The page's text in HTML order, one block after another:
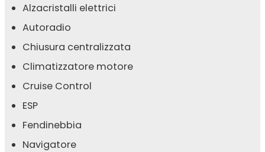
Alzacristalli elettrici
Autoradio
Chiusura centralizzata
Climatizzatore motore
Cruise Control
ESP
Fendinebbia
Navigatore